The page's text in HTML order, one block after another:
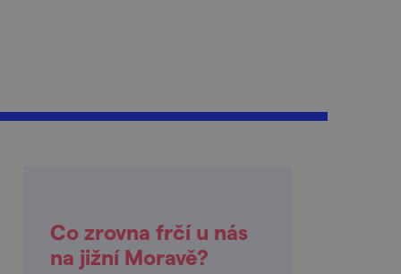
Co zrovna frčí u nás
na jižní Moravě?